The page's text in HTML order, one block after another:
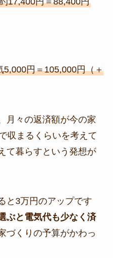
円＝105,000円（＋
月々の返済額が今の家
収まるくらいを考えて
て暮らすという発想が
と3万円のアップです
ぶと電気代も少なく済
づくりの予算がかわっ